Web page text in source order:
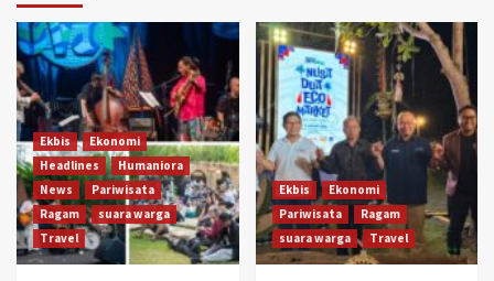
Ekbis
Ekonomi
Headlines
Humaniora
News
Pariwisata
Ragam
suara warga
Travel
Ekbis
Ekonomi
Pariwisata
Ragam
suara warga
Travel